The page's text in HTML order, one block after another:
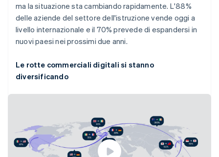
ma la situazione sta cambiando rapidamente. L'88%
delle aziende del settore dell'istruzione vende oggi a
livello internazionale e il 70% prevede di espandersi in
nuovi paesi nei prossimi due anni.
Le rotte commerciali digitali si stanno
diversificando
Finlandia
EnglishSvenska
Francia
Germania
Giappone
日本語English
English
India
English
Irlanda
English